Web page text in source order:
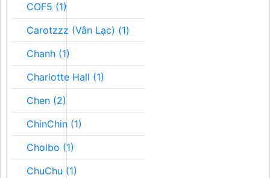
COF5 (1)
Carotzzz (Vân Lạc) (1)
Chanh (1)
Charlotte Hall (1)
Chen (2)
ChinChin (1)
Cholbo (1)
ChuChu (1)